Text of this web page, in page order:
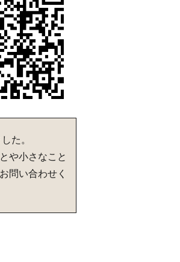
た。
や小さなこと
問い合わせく